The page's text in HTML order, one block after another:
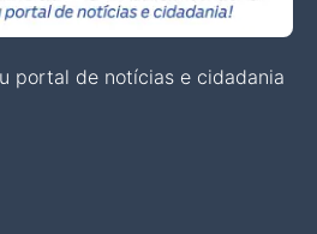
portal de notícias e cidadania